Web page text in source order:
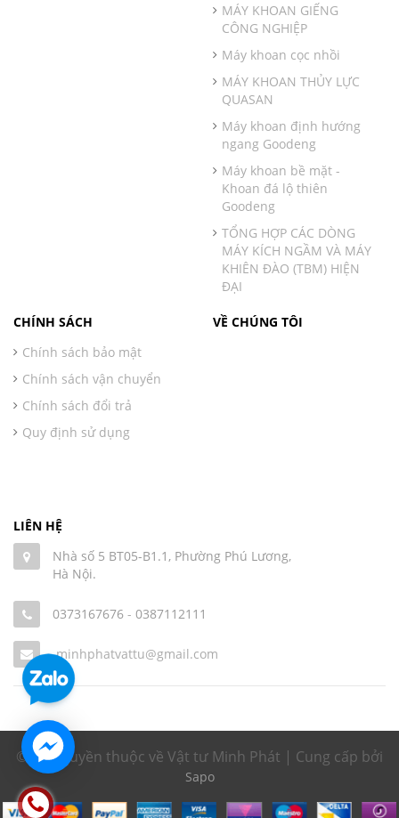
MÁY KHOAN GIẾNG
CÔNG NGHIỆP
Máy khoan cọc nhồi
MÁY KHOAN THỦY LỰC
QUASAN
Máy khoan định hướng
ngang Goodeng
Máy khoan bề mặt -
Khoan đá lộ thiên
Goodeng
TỔNG HỢP CÁC DÒNG
MÁY KÍCH NGẦM VÀ MÁY
KHIÊN ĐÀO (TBM) HIỆN
ĐẠI
CHÍNH SÁCH
Chính sách bảo mật
Chính sách vận chuyển
Chính sách đổi trả
Quy định sử dụng
VỀ CHÚNG TÔI
LIÊN HỆ
Nhà số 5 BT05-B1.1, Phường Phú Lương,
Hà Nội.
0373167676 - 0387112111
minhphatvattu@gmail.com
© Bản quyền thuộc về Vật tư Minh Phát | Cung cấp bởi
Sapo